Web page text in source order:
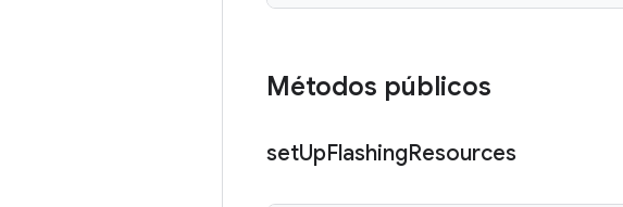
Métodos públicos
setUpFlashingResources